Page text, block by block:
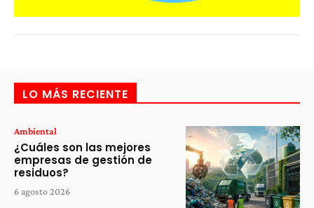
LO MÁS RECIENTE
Ambiental
¿Cuáles son las mejores
empresas de gestión de
residuos?
6 agosto 2026